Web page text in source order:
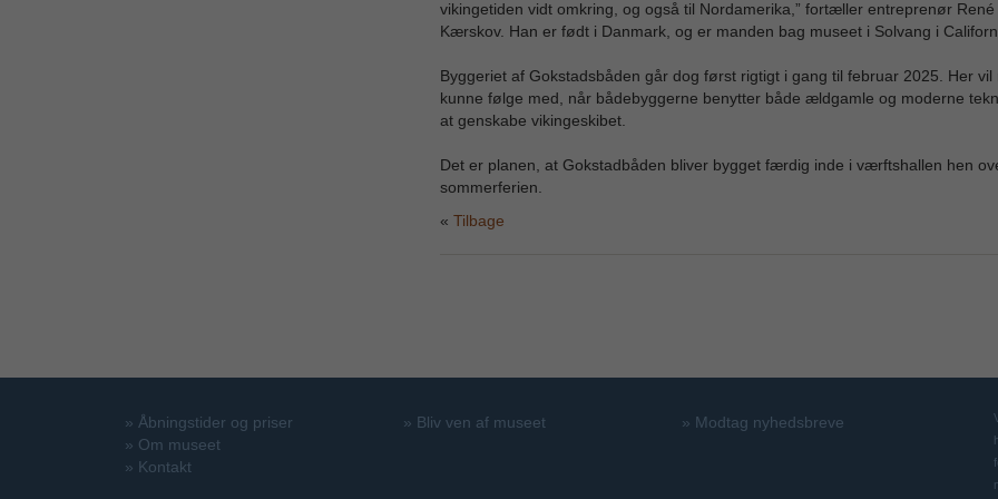
vikingetiden vidt omkring, og også til Nordamerika,” fortæller entreprenør René
Kærskov. Han er født i Danmark, og er manden bag museet i Solvang i
Byggeriet af Gokstadsbåden går dog først rigtigt i gang til februar 2025. Her vil
kunne følge med, når bådebyggerne benytter både ældgamle og moderne
at genskabe vikingeskibet.
Det er planen, at Gokstadbåden bliver bygget færdig inde i værftshallen hen
sommerferien.
Tilbage
» Åbningstider og priser
» Om museet
» Kontakt
» Bliv ven af museet » Modtag nyhedsbreve